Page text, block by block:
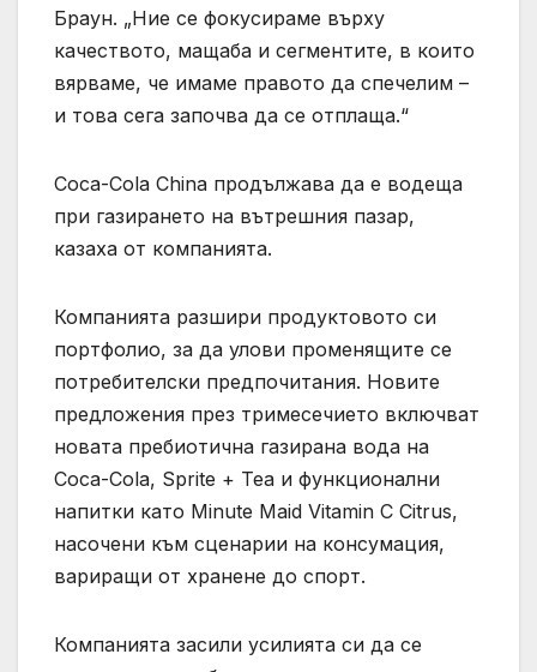
Браун. „Ние се фокусираме върху
качеството, мащаба и сегментите, в които
вярваме, че имаме правото да спечелим –
и това сега започва да се отплаща.“
Coca-Cola China продължава да е водеща
при газирането на вътрешния пазар,
казаха от компанията.
Компанията разшири продуктовото си
портфолио, за да улови променящите се
потребителски предпочитания. Новите
предложения през тримесечието включват
новата пребиотична газирана вода на
Coca-Cola, Sprite + Tea и функционални
напитки като Minute Maid Vitamin C Citrus,
насочени към сценарии на консумация,
вариращи от хранене до спорт.
Компанията засили усилията си да се